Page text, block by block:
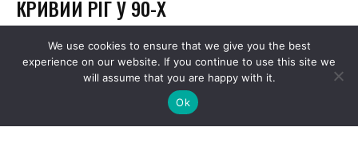
We use cookies to ensure that we give you the best
experience on our website. If you continue to use this site we
will assume that you are happy with it.
Ok